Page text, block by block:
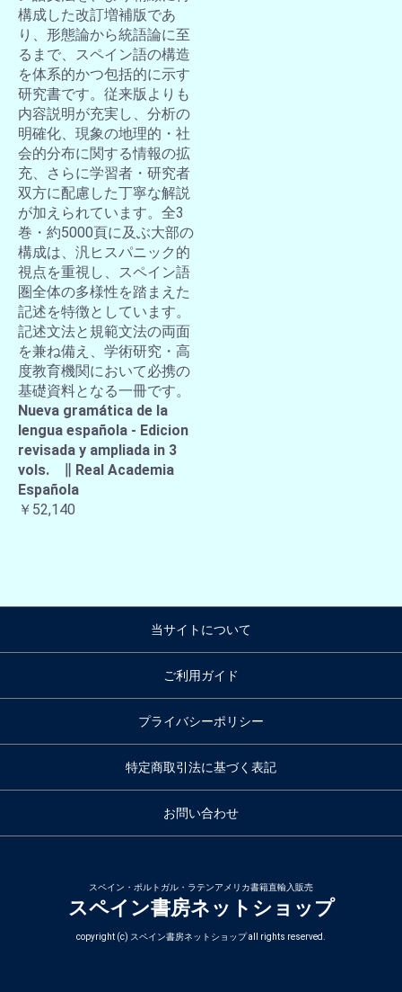
構成した改訂増補版であ
り、形態論から統語論に至
るまで、スペイン語の構造
を体系的かつ包括的に示す
研究書です。従来版よりも
内容説明が充実し、分析の
明確化、現象の地理的・社
会的分布に関する情報の拡
充、さらに学習者・研究者
双方に配慮した丁寧な解説
が加えられています。全3
巻・約5000頁に及ぶ大部の
構成は、汎ヒスパニック的
視点を重視し、スペイン語
圏全体の多様性を踏まえた
記述を特徴としています。
記述文法と規範文法の両面
を兼ね備え、学術研究・高
度教育機関において必携の
基礎資料となる一冊です。
Nueva gramática de la
lengua española - Edicion
revisada y ampliada in 3
vols. ∥ Real Academia
Española
￥52,140
当サイトについて
ご利用ガイド
プライバシーポリシー
特定商取引法に基づく表記
お問い合わせ
スペイン・ポルトガル・ラテンアメリカ書籍直輸入販売
スペイン書房ネットショップ
copyright (c) スペイン書房ネットショップ all rights reserved.